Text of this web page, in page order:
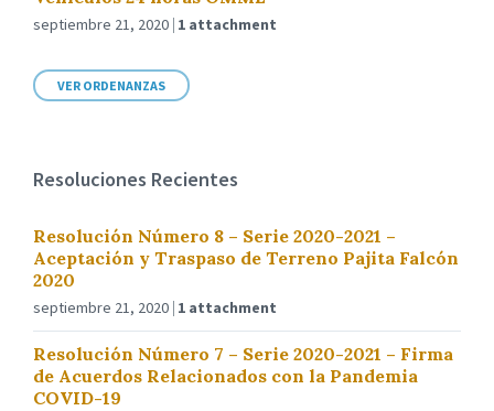
septiembre 21, 2020 1 attachment
VER ORDENANZAS
Resoluciones Recientes
Resolución Número 8 – Serie 2020-2021 –
Aceptación y Traspaso de Terreno Pajita Falcón
2020
septiembre 21, 2020 1 attachment
Resolución Número 7 – Serie 2020-2021 – Firma
de Acuerdos Relacionados con la Pandemia
COVID-19